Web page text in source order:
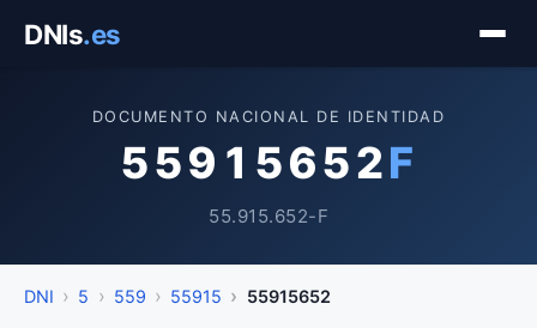
DNIs.es
DOCUMENTO NACIONAL DE IDENTIDAD
55915652F
55.915.652-F
DNI 5 559 55915 55915652